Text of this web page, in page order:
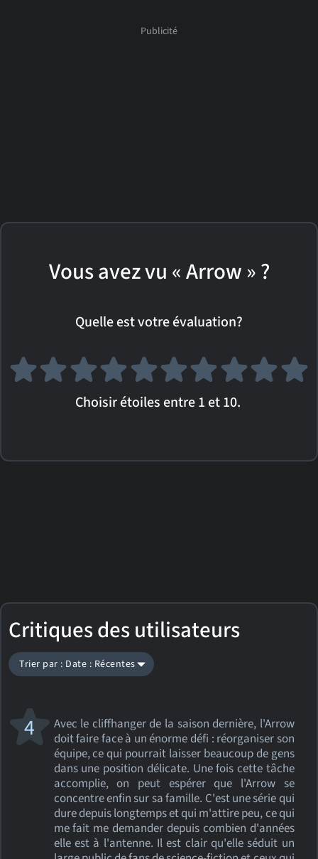
Vous avez vu « Arrow » ?
Quelle est votre évaluation?
Choisir étoiles entre 1 et 10.
Critiques des utilisateurs
Trier par : Date : Récentes
Avec le cliffhanger de la saison dernière, l'Arrow
doit faire face à un énorme défi : réorganiser son
équipe, ce qui pourrait laisser beaucoup de gens
dans une position délicate. Une fois cette tâche
accomplie, on peut espérer que l'Arrow se
concentre enfin sur sa famille. C'est une série qui
dure depuis longtemps et qui m'attire peu, ce qui
me fait me demander depuis combien d'années
elle est à l'antenne. Il est clair qu'elle séduit un
4